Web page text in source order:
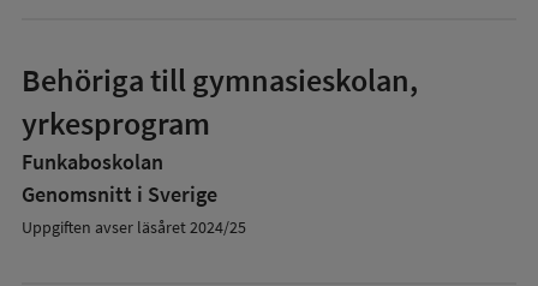
Behöriga till gymnasieskolan,
yrkesprogram
Funkaboskolan
Genomsnitt i Sverige
Uppgiften avser läsåret 2024/25